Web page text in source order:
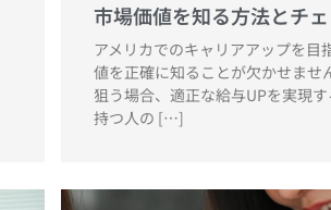
市場価値を知る方法とチ
アメリカでのキャリアアップを目
値を正確に知ることが欠かせませ
狙う場合、適正な給与UPを実現
持つ人の […]